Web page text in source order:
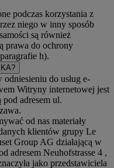
podczas korzystania z
niego w inny sposób
są również
prawa do ochrony
h).
do usług e-
Witryny internetowej jest
adresem ul.
od nas materiały
klientów grupy Le
Group AG działającą w
adresem Neuhofstrasse 4 ,
jako przedstawiciela